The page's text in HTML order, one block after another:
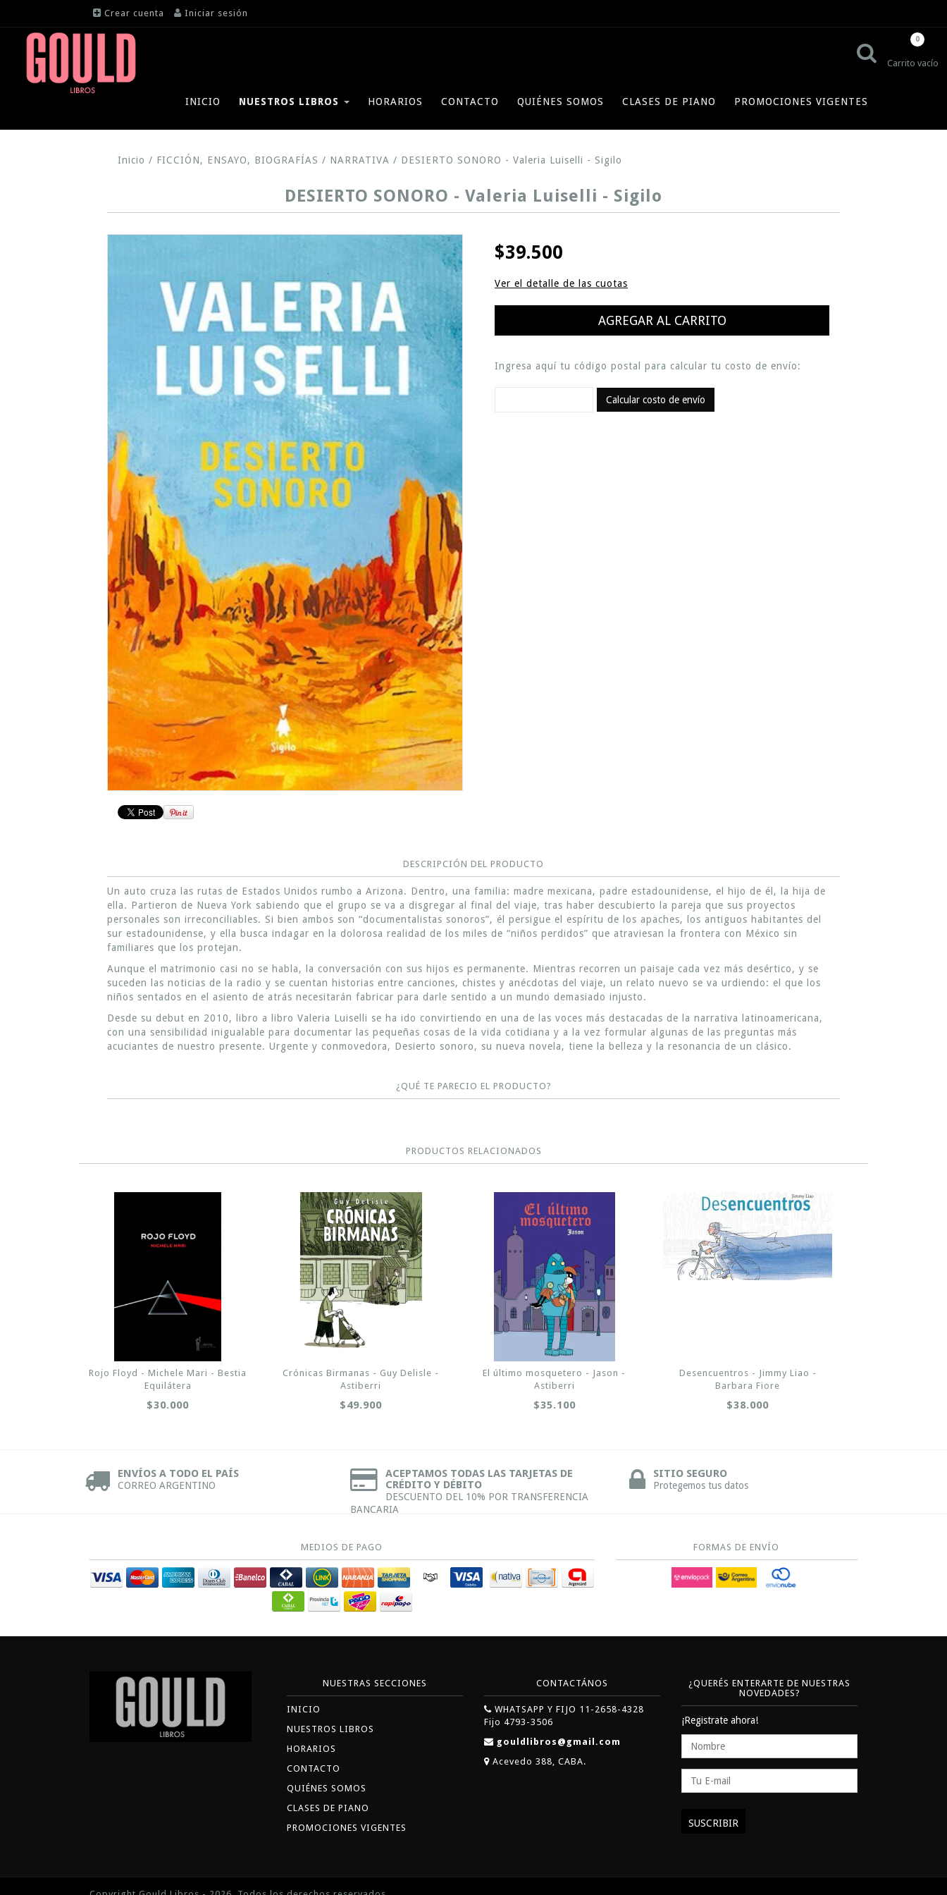
Crear cuenta Iniciar sesión
Carrito vacío
0
INICIO NUESTROS LIBROS HORARIOS CONTACTO QUIÉNES SOMOS CLASES DE PIANO PROMOCIONES VIGENTES
Inicio / FICCIÓN, ENSAYO, BIOGRAFÍAS / NARRATIVA / DESIERTO SONORO - Valeria Luiselli - Sigilo
DESIERTO SONORO - Valeria Luiselli - Sigilo
$39.500
Ver el detalle de las cuotas
Ingresa aquí tu código postal para calcular tu costo de envío:
Calcular costo de envío
DESCRIPCIÓN DEL PRODUCTO
Un auto cruza las rutas de Estados Unidos rumbo a Arizona. Dentro, una familia: madre mexicana, padre estadounidense, el hijo de él, la hija de
ella. Partieron de Nueva York sabiendo que el grupo se va a disgregar al final del viaje, tras haber descubierto la pareja que sus proyectos
personales son irreconciliables. Si bien ambos son “documentalistas sonoros”, él persigue el espíritu de los apaches, los antiguos habitantes del
sur estadounidense, y ella busca indagar en la dolorosa realidad de los miles de “niños perdidos” que atraviesan la frontera con México sin
familiares que los protejan.
Aunque el matrimonio casi no se habla, la conversación con sus hijos es permanente. Mientras recorren un paisaje cada vez más desértico, y se
suceden las noticias de la radio y se cuentan historias entre canciones, chistes y anécdotas del viaje, un relato nuevo se va urdiendo: el que los
niños sentados en el asiento de atrás necesitarán fabricar para darle sentido a un mundo demasiado injusto.
Desde su debut en 2010, libro a libro Valeria Luiselli se ha ido convirtiendo en una de las voces más destacadas de la narrativa latinoamericana,
con una sensibilidad inigualable para documentar las pequeñas cosas de la vida cotidiana y a la vez formular algunas de las preguntas más
acuciantes de nuestro presente. Urgente y conmovedora, Desierto sonoro, su nueva novela, tiene la belleza y la resonancia de un clásico.
¿QUÉ TE PARECIO EL PRODUCTO?
PRODUCTOS RELACIONADOS
Rojo Floyd - Michele Mari - Bestia
Equilátera
$30.000
Crónicas Birmanas - Guy Delisle -
Astiberri
$49.900
El último mosquetero - Jason -
Astiberri
$35.100
Desencuentros - Jimmy Liao -
Barbara Fiore
$38.000
ENVÍOS A TODO EL PAÍS
CORREO ARGENTINO
ACEPTAMOS TODAS LAS TARJETAS DE
CRÉDITO Y DÉBITO
DESCUENTO DEL 10% POR TRANSFERENCIA
BANCARIA
SITIO SEGURO
Protegemos tus datos
MEDIOS DE PAGO FORMAS DE ENVÍO
NUESTRAS SECCIONES
INICIO
NUESTROS LIBROS
HORARIOS
CONTACTO
QUIÉNES SOMOS
CLASES DE PIANO
PROMOCIONES VIGENTES
CONTACTÁNOS
WHATSAPP Y FIJO 11-2658-4328
Fijo 4793-3506
gouldlibros@gmail.com
Acevedo 388, CABA.
¿QUERÉS ENTERARTE DE NUESTRAS
NOVEDADES?
¡Registrate ahora!